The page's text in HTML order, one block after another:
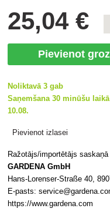
25,04 €
Pievienot
Noliktavā 3 gab
Saņemšana 30 minūšu
10.08.
Pievienot izlasei
Ražotājs/importētājs
GARDENA GmbH
Hans-Lorenser-Straße 40,
E-pasts:
https://www.gardena.com